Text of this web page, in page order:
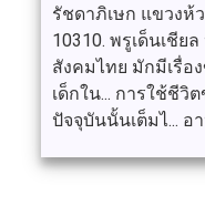
รัชดาภิเษก แขวงห้
10310. พรูเด็นเชีย
สังคมไทย มักมีเรื่อ
เด็กใน... การใช้ชี
ปัจจุบันนั้นเต็มไ... อ